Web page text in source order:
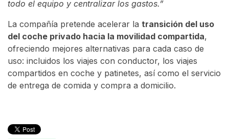
todo el equipo y centralizar los gastos.”
La compañía pretende acelerar la transición del uso
del coche privado hacia la movilidad compartida,
ofreciendo mejores alternativas para cada caso de
uso: incluidos los viajes con conductor, los viajes
compartidos en coche y patinetes, así como el servicio
de entrega de comida y compra a domicilio.